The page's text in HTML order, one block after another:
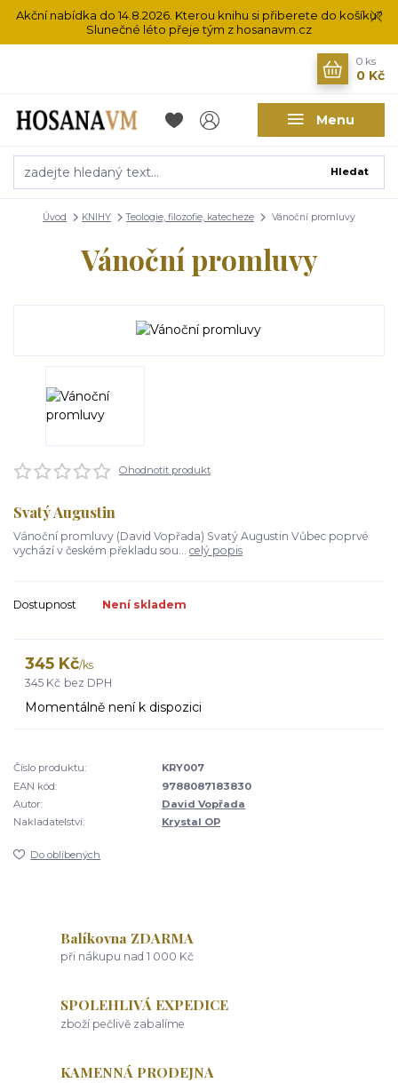
Akční nabídka do 14.8.2026. Kterou knihu si přiberete do košíku?
Slunečné léto přeje tým z hosanavm.cz
Menu
Hledat
0 ks
0 Kč
Úvod KNIHY Teologie, filozofie, katecheze Vánoční promluvy
Vánoční promluvy
Ohodnotit produkt
Svatý Augustin
Vánoční promluvy (David Vopřada) Svatý Augustin Vůbec poprvé
vychází v českém překladu sou... celý popis
Dostupnost Není skladem
345 Kč/ks
345 Kč bez DPH
Momentálně není k dispozici
Číslo produktu:
KRY007
EAN kód:
9788087183830
Autor:
David Vopřada
Nakladatelství:
Krystal OP
Do oblíbených
Balíkovna ZDARMA
při nákupu nad 1 000 Kč
SPOLEHLIVÁ EXPEDICE
zboží pečlivě zabalíme
KAMENNÁ PRODEJNA